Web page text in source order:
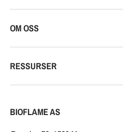
OM OSS
RESSURSER
BIOFLAME AS